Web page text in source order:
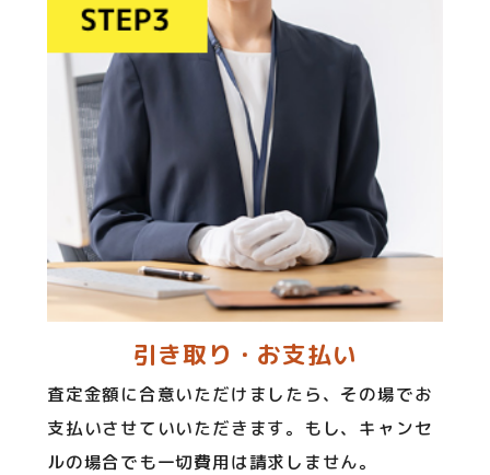
引き取り・お支払い
査定金額に合意いただけましたら、その場でお
支払いさせていいただきます。もし、キャンセ
ルの場合でも一切費用は請求しません。